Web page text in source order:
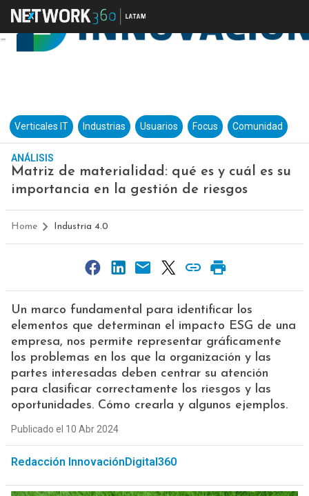
Verticales IT Industrias Usuarios Focus Comunidad
ANÁLISIS
Matriz de materialidad: qué es y cuál es su
importancia en la gestión de riesgos
Home Industria 4.0
Un marco fundamental para identificar los
elementos que determinan el impacto ESG de una
empresa, nos permite representar gráficamente
los problemas en los que la organización y las
partes interesadas deben centrar su atención
para clasificar correctamente los riesgos y las
oportunidades. Cómo crearla y algunos ejemplos.
Publicado el 10 Abr 2024
Redacción InnovaciónDigital360